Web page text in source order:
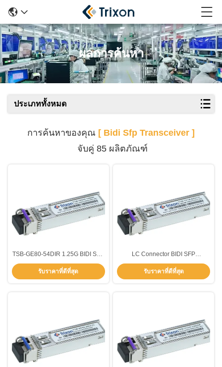
ผลการค้นหา
ประเภททั้งหมด
การค้นหาของคุณ [ Bidi Sfp Transceiver ]
จับคู่ 85 ผลิตภัณฑ์
TSB-GE80-54DIR 1.25G BIDI SFP
Transceiver Module กับ DDMI
80km 1550nm/1490nm
40~85องศา
รับราคาที่ดีที่สุด
LC Connector BIDI SFP
Transceiver Module 622M
15kmTx-1550nm Rx-1310nm
อัตราการส่งข้อมูล
รับราคาที่ดีที่สุด